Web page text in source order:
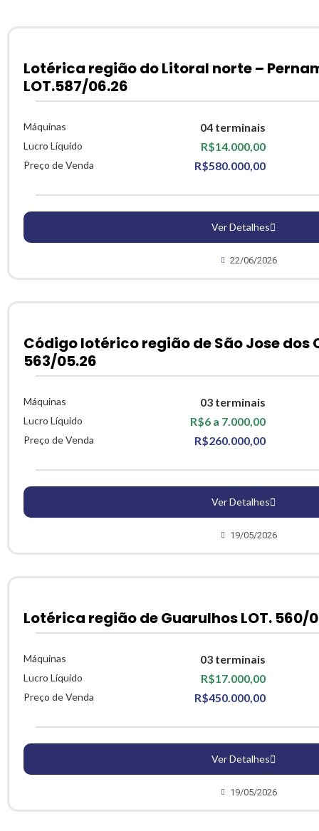
Lotérica região do Litoral norte –
LOT.587/06.26
Máquinas 04 terminais
Lucro Líquido R$14.000,00
Preço de Venda R$580.000,00
Ver Detalhes
22/06/2026
Código lotérico região de São Jose dos
563/05.26
Máquinas 03 terminais
Lucro Líquido R$6 a 7.000,00
Preço de Venda R$260.000,00
Ver Detalhes
19/05/2026
Lotérica região de Guarulhos LOT. 560/
Máquinas 03 terminais
Lucro Líquido R$17.000,00
Preço de Venda R$450.000,00
Ver Detalhes
19/05/2026